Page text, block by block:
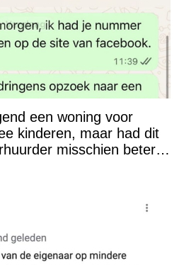
een woning voor
kinderen, maar had dit
misschien beter